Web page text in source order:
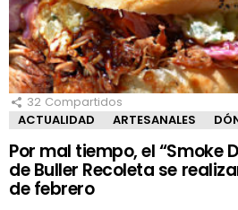
32 Compartidos
ACTUALIDAD
ARTESANALES
Por mal tiempo, el “Smoke
de Buller Recoleta se
de febrero